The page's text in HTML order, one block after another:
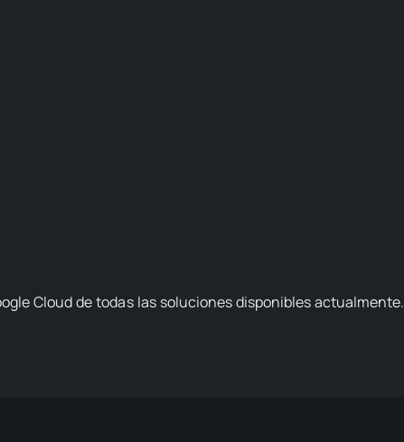
Cloud de todas las soluciones disponibles actualmente.